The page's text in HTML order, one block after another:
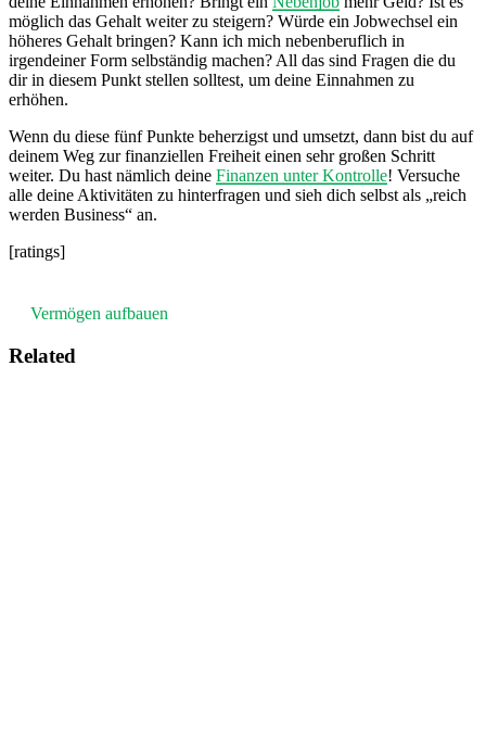
möglich das Gehalt weiter zu steigern? Würde ein Jobwechsel ein
höheres Gehalt bringen? Kann ich mich nebenberuflich in
irgendeiner Form selbständig machen? All das sind Fragen die du
dir in diesem Punkt stellen solltest, um deine Einnahmen zu
erhöhen.
Wenn du diese fünf Punkte beherzigst und umsetzt, dann bist du auf
deinem Weg zur finanziellen Freiheit einen sehr großen Schritt
weiter. Du hast nämlich deine Finanzen unter Kontrolle! Versuche
alle deine Aktivitäten zu hinterfragen und sieh dich selbst als „reich
werden Business“ an.
[ratings]
Vermögen aufbauen
Related